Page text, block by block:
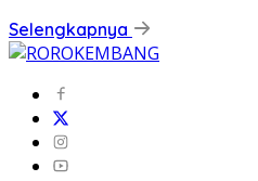
Selengkapnya